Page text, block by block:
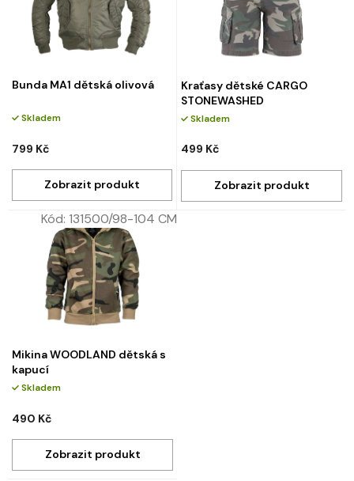
Bunda MA1 dětská olivová
Skladem
799 Kč
Kraťasy dětské CARGO
STONEWASHED
Skladem
499 Kč
Mikina WOODLAND dětská s
kapucí
Skladem
490 Kč
Kód: 131500/98-104 CM